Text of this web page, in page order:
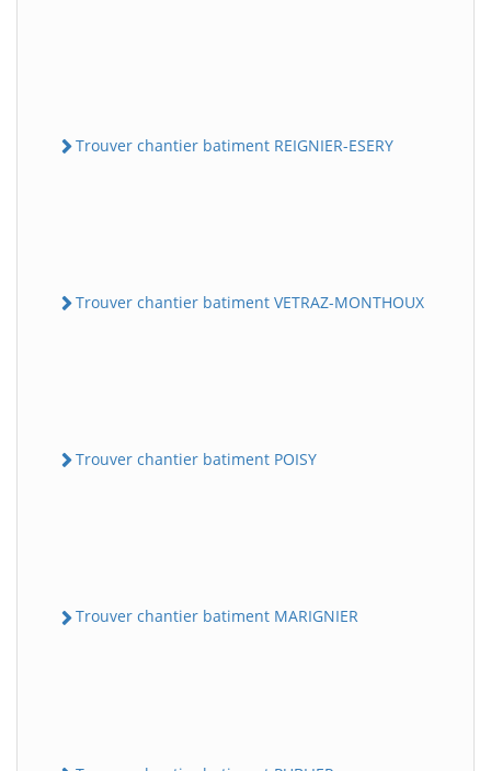
Trouver chantier batiment REIGNIER-ESERY
Trouver chantier batiment VETRAZ-MONTHOUX
Trouver chantier batiment POISY
Trouver chantier batiment MARIGNIER